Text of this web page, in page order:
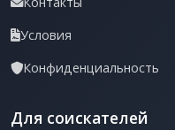
Условия
Конфиденциальность
Для соискателей